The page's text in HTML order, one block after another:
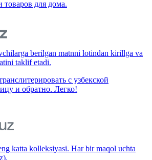
товаров для дома.
berilgan matnni lotindan kirillga va
taklif etadi.
с узбекской
и обратно. Легко!
katta kolleksiyasi. Har bir maqol uchta